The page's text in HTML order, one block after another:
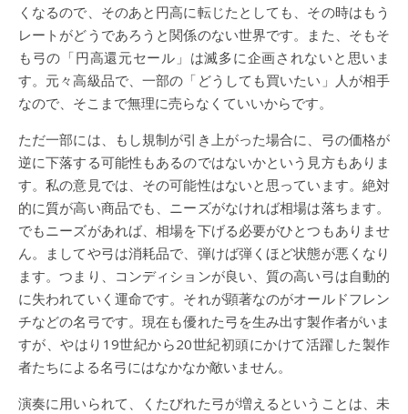
くなるので、そのあと円高に転じたとしても、その時はもう
レートがどうであろうと関係のない世界です。また、そもそ
も弓の「円高還元セール」は滅多に企画されないと思いま
す。元々高級品で、一部の「どうしても買いたい」人が相手
なので、そこまで無理に売らなくていいからです。
ただ一部には、もし規制が引き上がった場合に、弓の価格が
逆に下落する可能性もあるのではないかという見方もありま
す。私の意見では、その可能性はないと思っています。絶対
的に質が高い商品でも、ニーズがなければ相場は落ちます。
でもニーズがあれば、相場を下げる必要がひとつもありませ
ん。ましてや弓は消耗品で、弾けば弾くほど状態が悪くなり
ます。つまり、コンディションが良い、質の高い弓は自動的
に失われていく運命です。それが顕著なのがオールドフレン
チなどの名弓です。現在も優れた弓を生み出す製作者がいま
すが、やはり19世紀から20世紀初頭にかけて活躍した製作
者たちによる名弓にはなかなか敵いません。
演奏に用いられて、くたびれた弓が増えるということは、未